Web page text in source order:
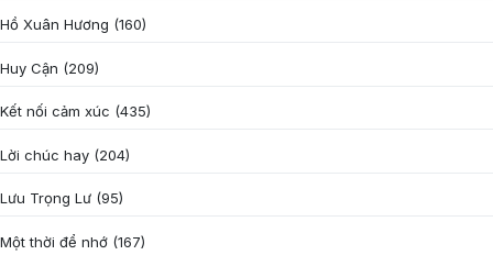
Hồ Xuân Hương (160)
Huy Cận (209)
Kết nối cảm xúc (435)
Lời chúc hay (204)
Lưu Trọng Lư (95)
Một thời để nhớ (167)